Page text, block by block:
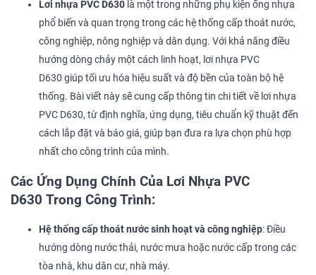
Lơi nhựa PVC D630 là một trong những phụ kiện ống nhựa
phổ biến và quan trọng trong các hệ thống cấp thoát nước,
công nghiệp, nông nghiệp và dân dụng. Với khả năng điều
hướng dòng chảy một cách linh hoạt, lơi nhựa PVC
D630 giúp tối ưu hóa hiệu suất và độ bền của toàn bộ hệ
thống. Bài viết này sẽ cung cấp thông tin chi tiết về lơi nhựa
PVC D630, từ định nghĩa, ứng dụng, tiêu chuẩn kỹ thuật đến
cách lắp đặt và báo giá, giúp bạn đưa ra lựa chọn phù hợp
nhất cho công trình của mình.
Các Ứng Dụng Chính Của Lơi Nhựa PVC
D630 Trong Công Trình:
Hệ thống cấp thoát nước sinh hoạt và công nghiệp: Điều
hướng dòng nước thải, nước mưa hoặc nước cấp trong các
tòa nhà, khu dân cư, nhà máy.